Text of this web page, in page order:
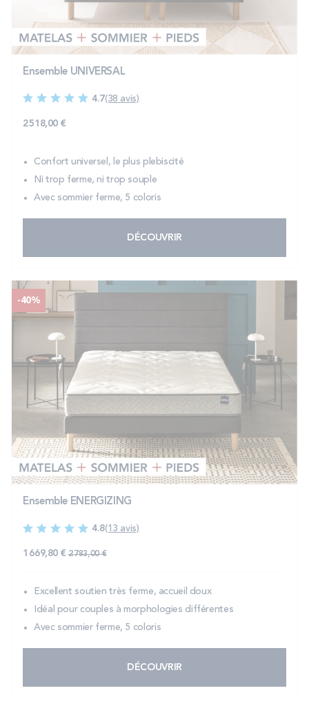
Technologie bultex
Nos engagements
Storelocator
ContactMon compte
Ensemble UNIVERSAL
4.7(38 avis)
2 518,00 €
Confort universel, le plus plebiscité
Ni trop ferme, ni trop souple
Avec sommier ferme, 5 coloris
DÉCOUVRIR
-40%
Ensemble ENERGIZING
4.8(13 avis)
1 669,80 € 2 783,00 €
Excellent soutien très ferme, accueil doux
Idéal pour couples à morphologies différentes
Avec sommier ferme, 5 coloris
DÉCOUVRIR